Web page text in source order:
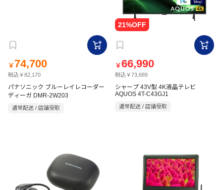
￥ 74,700
税込￥82,170
パナソニック ブルーレイレコーダー
ディーガ DMR-2W203
通常配送 / 店舗受取
￥66,990
税込￥73,689
シャープ 43V型 4K液晶テレビ
AQUOS 4T-C43GJ1
通常配送 / 店舗受取